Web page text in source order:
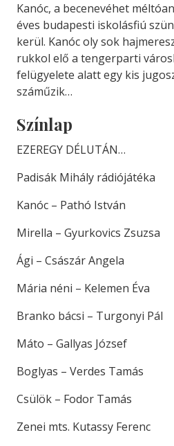
Kanóc, a becenevéhet
éves budapesti iskolásfiú
kerül. Kanóc oly sok
rukkol elő a tengerparti
felügyelete alatt egy kis
száműzik…
Színlap
EZEREGY DÉLUTÁN…
Padisák Mihály rádiójátéka
Kanóc – Pathó István
Mirella – Gyurkovics Zsuzsa
Ági – Császár Angela
Mária néni – Kelemen Éva
Branko bácsi – Turgonyi Pál
Máto – Gallyas József
Boglyas – Verdes Tamás
Csülök – Fodor Tamás
Zenei mts. Kutassy Ferenc